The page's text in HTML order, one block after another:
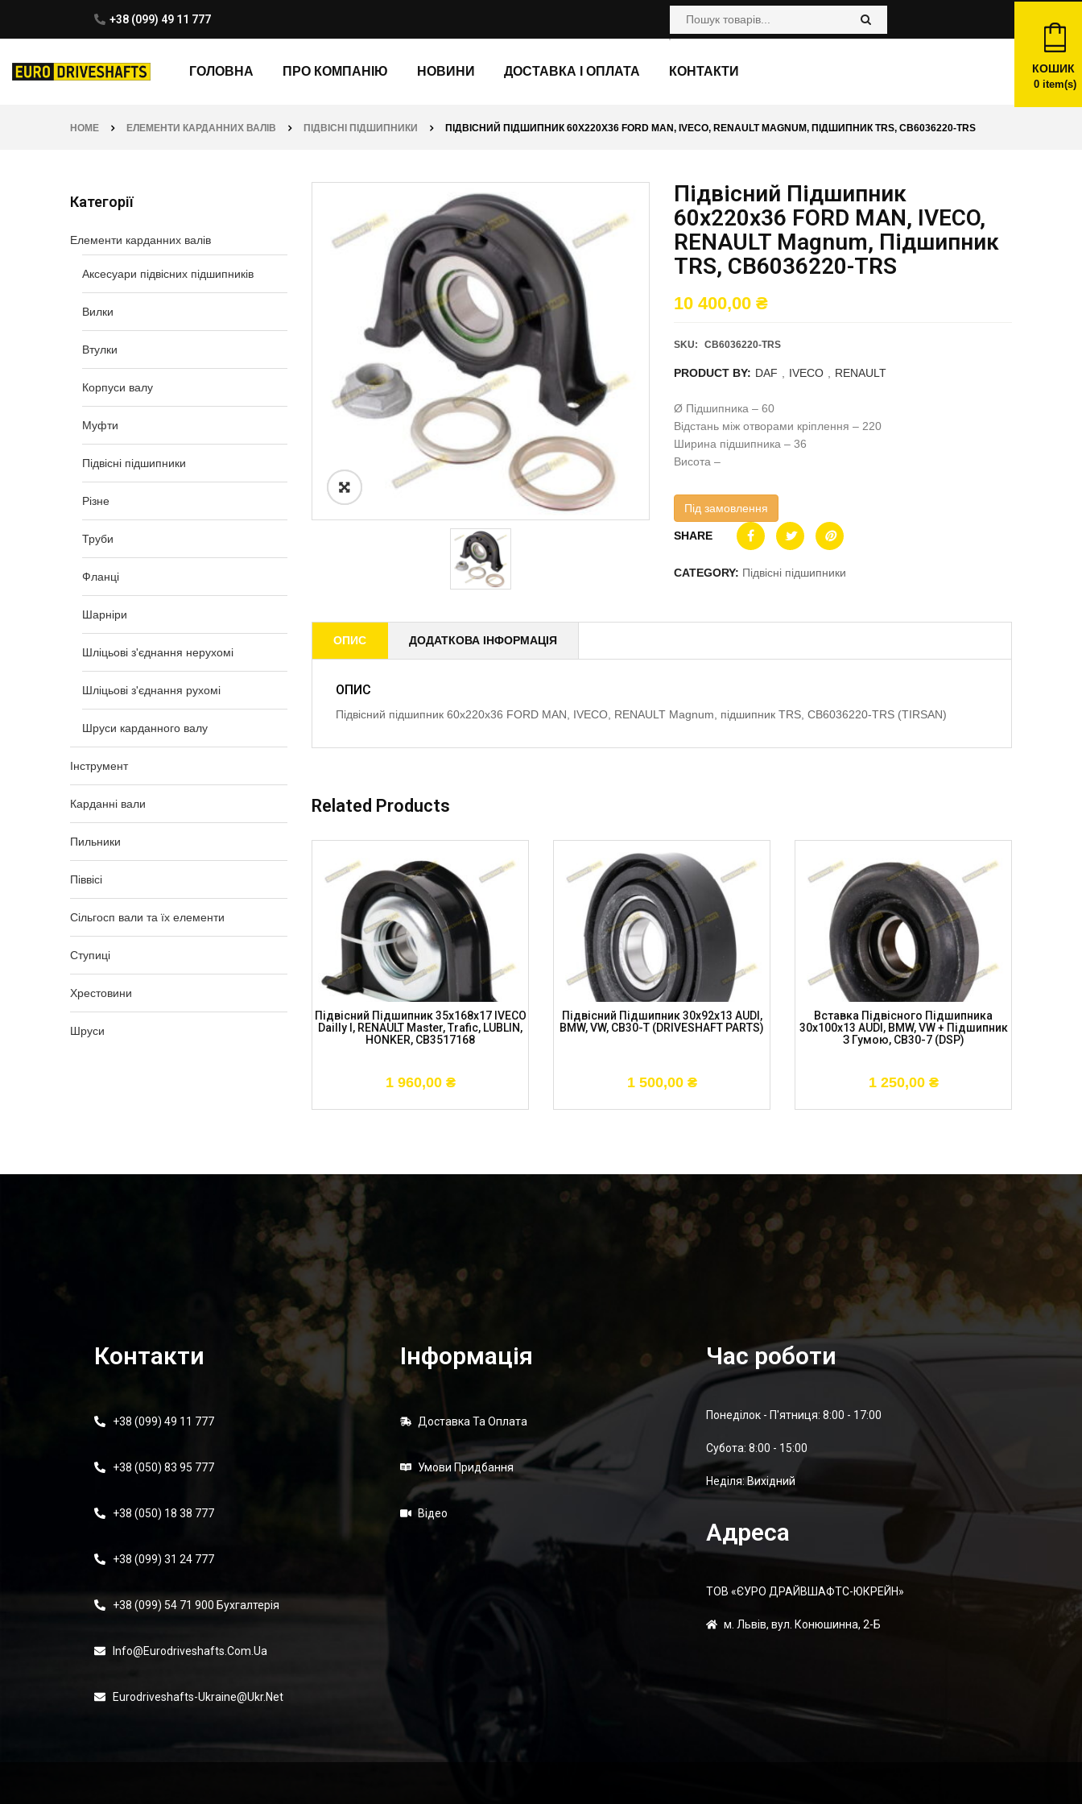
+38 (099) 49 11 777
ГОЛОВНА ПРО КОМПАНІЮ НОВИНИ ДОСТАВКА І ОПЛАТА КОНТАКТИ КОШИК
0item(s)
HOME ЕЛЕМЕНТИ КАРДАННИХ ВАЛІВ ПІДВІСНІ ПІДШИПНИКИ ПІДВІСНИЙ ПІДШИПНИК 60X220X36 FORD MAN, IVECO, RENAULT MAGNUM, ПІДШИПНИК TRS, CB6036220-TRS
Категорії
Елементи карданних валів
Аксесуари підвісних підшипників
Вилки
Втулки
Корпуси валу
Муфти
Підвісні підшипники
Різне
Труби
Фланці
Шарніри
Шліцьові з'єднання нерухомі
Шліцьові з'єднання рухомі
Шруси карданного валу
Інструмент
Карданні вали
Пильники
Піввісі
Сільгосп вали та їх елементи
Ступиці
Хрестовини
Шруси
Підвісний Підшипник
60x220x36 FORD MAN, IVECO,
RENAULT Magnum, Підшипник
TRS, CB6036220-TRS
10 400,00 ₴
SKU: CB6036220-TRS
PRODUCT BY: DAF IVECO RENAULT
Ø Підшипника – 60
Відстань між отворами кріплення – 220
Ширина підшипника – 36
Висота –
Під замовлення
SHARE
CATEGORY: Підвісні підшипники
ОПИС ДОДАТКОВА ІНФОРМАЦІЯ
ОПИС
Підвісний підшипник 60x220x36 FORD MAN, IVECO, RENAULT Magnum, підшипник TRS, CB6036220-TRS (TIRSAN)
Related Products
Підвісний Підшипник 30x168x13
DODGE RAM, H=59мм, CB3013168 (DSP)
Підвісний Підшипник 35x168x17 IVECO
Dailly I, RENAULT Master, Trafic, LUBLIN,
HONKER, CB3517168
1 960,00 ₴
Підвісний Підшипник 30x92x13 AUDI,
BMW, VW, CB30-T (DRIVESHAFT PARTS)
1 500,00 ₴
Вставка Підвісного Підшипника
30x100x13 AUDI, BMW, VW + Підшипник
З Гумою, CB30-7 (DSP)
1 250,00 ₴
Контакти
+38 (099) 49 11 777
+38 (050) 83 95 777
+38 (050) 18 38 777
+38 (099) 31 24 777
+38 (099) 54 71 900 Бухгалтерія
Info@eurodriveshafts.com.ua
Eurodriveshafts-Ukraine@ukr.net
Інформація
Доставка Та Оплата
Умови Придбання
Відео
Час роботи
Понеділок - П'ятниця: 8:00 - 17:00
Суботa: 8:00 - 15:00
Неділя: Вихідний
Адреса
ТОВ «ЄУРО ДРАЙВШАФТC-ЮКРЕЙН»
м. Львів, вул. Конюшинна, 2-Б